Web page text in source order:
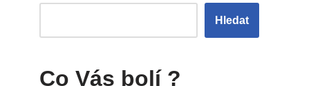
Hledat
Co Vás bolí ?